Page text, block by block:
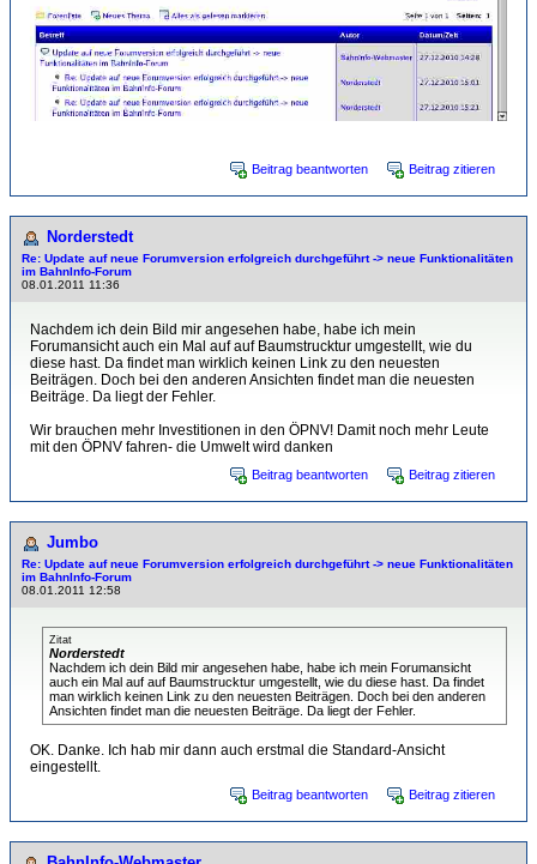
Beitrag beantworten Beitrag zitieren
Norderstedt
Re: Update auf neue Forumversion erfolgreich durchgeführt -> neue Funktionalitäten
im BahnInfo-Forum
08.01.2011 11:36
Nachdem ich dein Bild mir angesehen habe, habe ich mein
Forumansicht auch ein Mal auf auf Baumstrucktur umgestellt, wie du
diese hast. Da findet man wirklich keinen Link zu den neuesten
Beiträgen. Doch bei den anderen Ansichten findet man die neuesten
Beiträge. Da liegt der Fehler.
Wir brauchen mehr Investitionen in den ÖPNV! Damit noch mehr Leute
mit den ÖPNV fahren- die Umwelt wird danken
Beitrag beantworten Beitrag zitieren
Jumbo
Re: Update auf neue Forumversion erfolgreich durchgeführt -> neue Funktionalitäten
im BahnInfo-Forum
08.01.2011 12:58
Zitat
Norderstedt
Nachdem ich dein Bild mir angesehen habe, habe ich mein Forumansicht
auch ein Mal auf auf Baumstrucktur umgestellt, wie du diese hast. Da findet
man wirklich keinen Link zu den neuesten Beiträgen. Doch bei den anderen
Ansichten findet man die neuesten Beiträge. Da liegt der Fehler.
OK. Danke. Ich hab mir dann auch erstmal die Standard-Ansicht
eingestellt.
Beitrag beantworten Beitrag zitieren